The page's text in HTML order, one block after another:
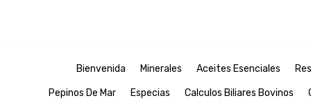
Bienvenida Minerales Aceites Esenciales
Pepinos De Mar Especias Calculos Biliares Bovinos